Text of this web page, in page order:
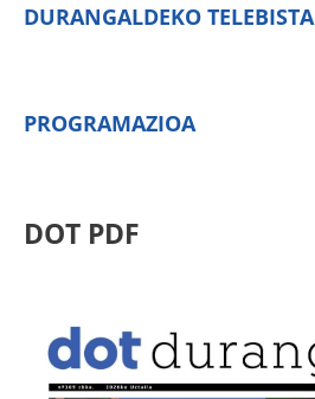
DURANGALDEKO TELEBISTA
PROGRAMAZIOA
DOT PDF